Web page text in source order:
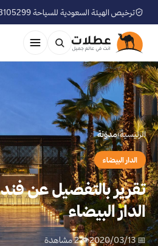
ترخيص الهيئة السعودية للسياحة 73105299
الرئيسية›مدوّنة
الدار البيضاء
تقرير بالتفصيل عن
الدار البيضاء
📅 2020/03/13 👁 2 مشاهدة